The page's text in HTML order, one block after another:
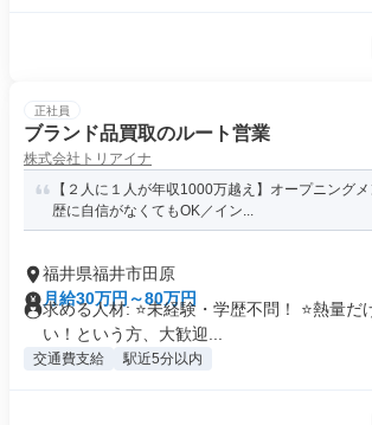
正社員
ブランド品買取のルート営業
株式会社トリアイナ
【２人に１人が年収1000万越え】オープニング
歴に自信がなくてもOK／イン...
福井県福井市田原
月給30万円～80万円
求める人材: ⭐️未経験・学歴不問！ ⭐️熱量だ
い！という方、大歓迎...
交通費支給 駅近5分以内